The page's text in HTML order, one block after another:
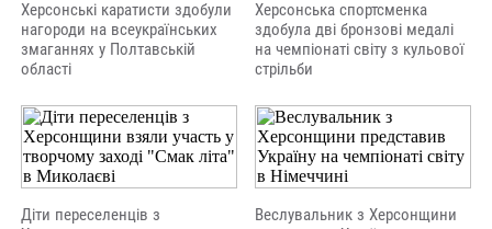
Херсонські каратисти здобули
нагороди на всеукраїнських
змаганнях у Полтавській
області
Херсонська спортсменка
здобула дві бронзові медалі
на чемпіонаті світу з кульової
стрільби
Діти переселенців з
Веслувальник з Херсонщини